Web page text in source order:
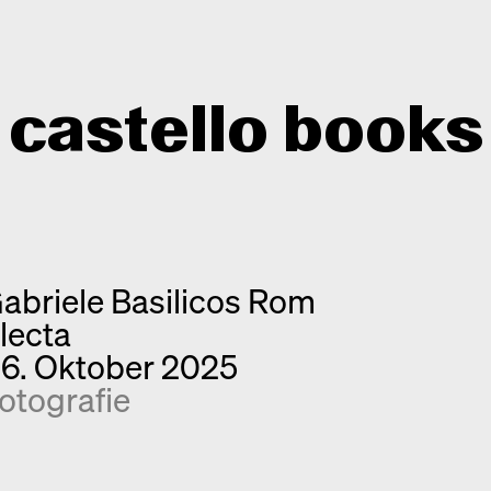
castello books
Kategorien
Interview
Kurznotizen
Neuerscheinungen
Info
Newsletter
Basilicos Rom
Oktober 2025